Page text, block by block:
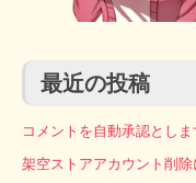
最近の投稿
コメントを自動承認としま
架空ストアアカウント削